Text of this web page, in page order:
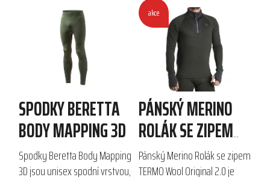
SPODKY BERETTA
BODY MAPPING 3D
Spodky Beretta Body Mapping
3D jsou unisex spodní vrstvou,
akce
PÁNSKÝ MERINO
ROLÁK SE ZIPEM
TERMO WOOL
Pánský Merino Rolák se zipem
TERMO Wool Original 2.0 je